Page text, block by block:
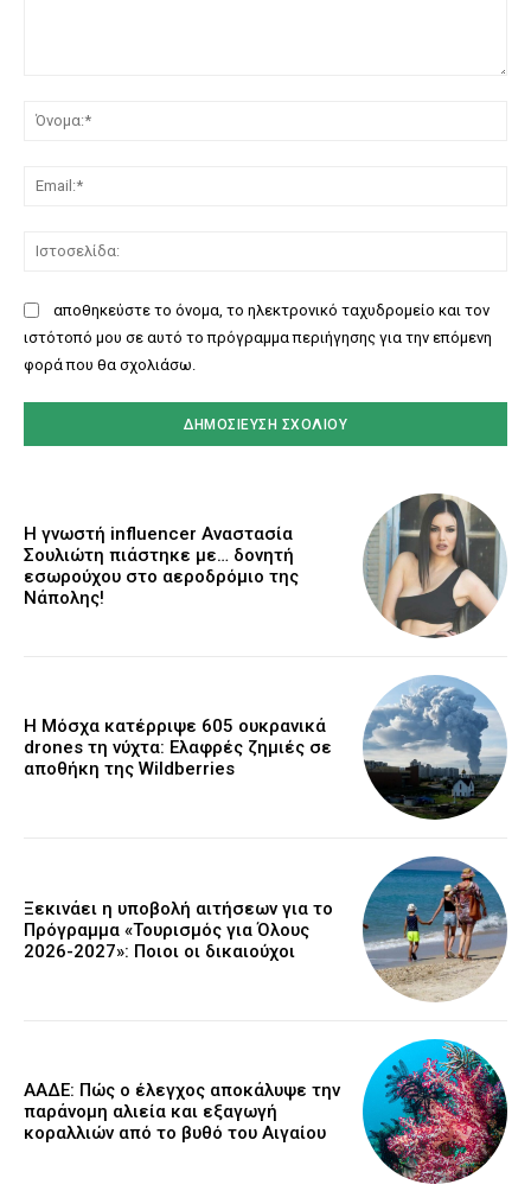
αποθηκεύστε το όνομα, το ηλεκτρονικό ταχυδρομείο και τον
ιστότοπό μου σε αυτό το πρόγραμμα περιήγησης για την επόμενη
φορά που θα σχολιάσω.
Η γνωστή influencer Αναστασία
Σουλιώτη πιάστηκε με… δονητή
εσωρούχου στο αεροδρόμιο της
Νάπολης!
Η Μόσχα κατέρριψε 605 ουκρανικά
drones τη νύχτα: Ελαφρές ζημιές σε
αποθήκη της Wildberries
Ξεκινάει η υποβολή αιτήσεων για το
Πρόγραμμα «Τουρισμός για Όλους
2026-2027»: Ποιοι οι δικαιούχοι
ΑΑΔΕ: Πώς ο έλεγχος αποκάλυψε την
παράνομη αλιεία και εξαγωγή
κοραλλιών από το βυθό του Αιγαίου